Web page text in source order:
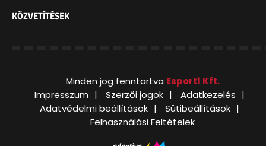
KÖZVETÍTÉSEK
Minden jog fenntartva Esport1 Kft.
Impresszum
Szerzői jogok
Adatkezelés
Adatvédelmi beállítások
Sütibeállítások
Felhasználási Feltételek